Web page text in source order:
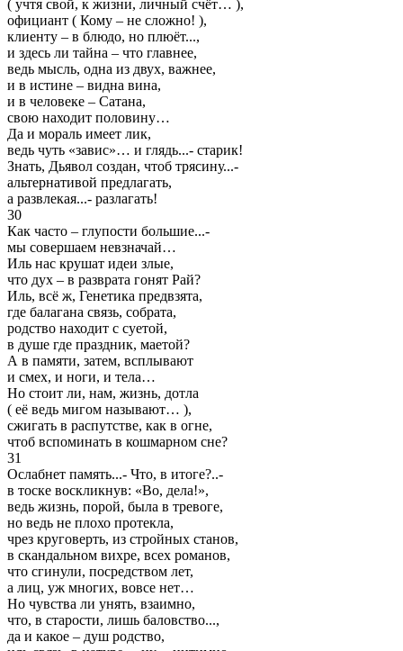
( учтя свой, к жизни, личный счёт… ),
официант ( Кому – не сложно! ),
клиенту – в блюдо, но плюёт...,
и здесь ли тайна – что главнее,
ведь мысль, одна из двух, важнее,
и в истине – видна вина,
и в человеке – Сатана,
свою находит половину…
Да и мораль имеет лик,
ведь чуть «завис»… и глядь...- старик!
Знать, Дьявол создан, чтоб трясину...-
альтернативой предлагать,
а развлекая...- разлагать!
30
Как часто – глупости большие...-
мы совершаем невзначай…
Иль нас крушат идеи злые,
что дух – в разврата гонят Рай?
Иль, всё ж, Генетика предвзята,
где балагана связь, собрата,
родство находит с суетой,
в душе где праздник, маетой?
А в памяти, затем, всплывают
и смех, и ноги, и тела…
Но стоит ли, нам, жизнь, дотла
( её ведь мигом называют… ),
сжигать в распутстве, как в огне,
чтоб вспоминать в кошмарном сне?
31
Ослабнет память...- Что, в итоге?..-
в тоске воскликнув: «Во, дела!»,
ведь жизнь, порой, была в тревоге,
но ведь не плохо протекла,
чрез круговерть, из стройных станов,
в скандальном вихре, всех романов,
что сгинули, посредством лет,
а лиц, уж многих, вовсе нет…
Но чувства ли унять, взаимно,
что, в старости, лишь баловство...,
да и какое – душ родство,